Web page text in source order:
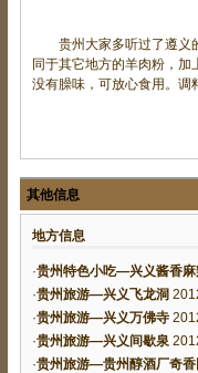
贵州大家多听过了遵义的
同于其它地方的羊肉粉，
没有臊味，可放心食用。调
其他信息
地方信息
·贵州特色小吃—兴义酱香麻
·贵州旅游—兴义飞龙洞
·贵州旅游—兴义万佛寺
·贵州旅游—兴义间歇泉
·贵州旅游—贵州醇酒厂奇香